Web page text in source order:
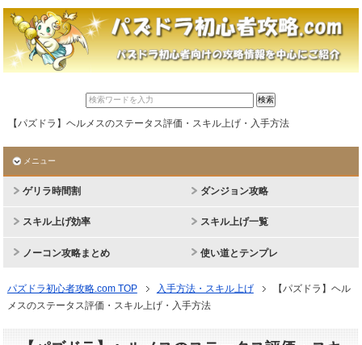
【パズドラ】ヘルメスのステータス評価・スキル上げ・入手方法
メニュー
ゲリラ時間割 ダンジョン攻略
スキル上げ効率 スキル上げ一覧
ノーコン攻略まとめ 使い道とテンプレ
パズドラ初心者攻略.com TOP 入手方法・スキル上げ
【パズドラ】ヘル
メスのステータス評価・スキル上げ・入手方法